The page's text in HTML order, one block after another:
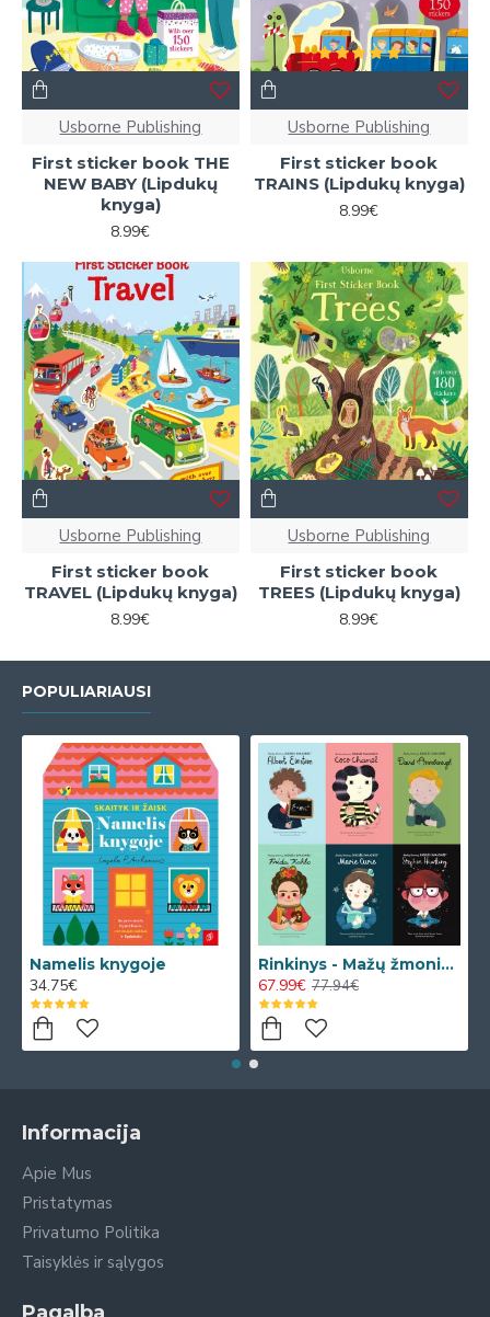
Usborne Publishing
First sticker book THE
NEW BABY (Lipdukų
knyga)
8.99€
Usborne Publishing
First sticker book
TRAINS (Lipdukų knyga)
8.99€
Usborne Publishing
First sticker book
TRAVEL (Lipdukų knyga)
8.99€
Usborne Publishing
First sticker book
TREES (Lipdukų knyga)
8.99€
POPULIARIAUSI
Namelis knygoje
34.75€
Rinkinys - Mažų žmonių DIDELĖS SVAJONĖS
67.99€ 77.94€
Informacija
Apie Mus
Pristatymas
Privatumo Politika
Taisyklės ir sąlygos